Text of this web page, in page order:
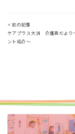
< 前の記事
ケアプラス大洲 介護員だより
ント紹介～